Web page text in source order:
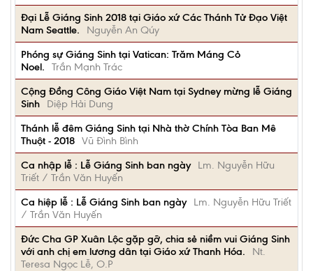
Đại Lễ Giáng Sinh 2018 tại Giáo xứ Các Thánh Tử Đạo Việt
Nam Seattle.
Nguyễn An Qúy
Phóng sự Giáng Sinh tại Vatican: Trăm Máng Cỏ
Noel.
Trần Mạnh Trác
Cộng Đồng Công Giáo Việt Nam tại Sydney mừng lễ Giáng
Sinh
Diệp Hải Dung
Thánh lễ đêm Giáng Sinh tại Nhà thờ Chính Tòa Ban Mê
Thuột - 2018 Vũ Đình Bình
Ca nhập lễ : Lễ Giáng Sinh ban ngày
Lm. Nguyễn Hữu
Triết / Trần Văn Huyến
Ca hiệp lễ : Lễ Giáng Sinh ban ngày
Lm. Nguyễn Hữu Triết
/ Trần Văn Huyến
Đức Cha GP Xuân Lộc gặp gỡ, chia sẻ niềm vui Giáng Sinh
với anh chị em lương dân tại Giáo xứ Thanh Hóa.
Nt.
Teresa Ngọc Lễ, O.P